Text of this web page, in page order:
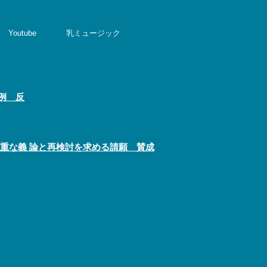
Youtube 乳ミュージック
例 反
な義 論と再検討を求める請願 賛成